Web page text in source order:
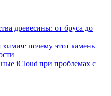
древесины: от бруса до
химия: почему этот камень
iCloud при проблемах с